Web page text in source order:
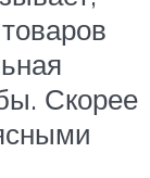
Скорее